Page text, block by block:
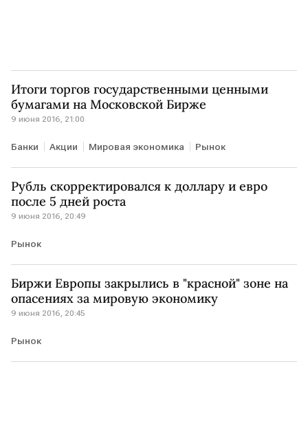
Итоги торгов государственными ценными
бумагами на Московской Бирже
9 июня 2016, 21:00
Банки Акции Мировая экономика Рынок
Рубль скорректировался к доллару и евро
после 5 дней роста
9 июня 2016, 20:49
Рынок
Биржи Европы закрылись в "красной" зоне на
опасениях за мировую экономику
9 июня 2016, 20:45
Рынок